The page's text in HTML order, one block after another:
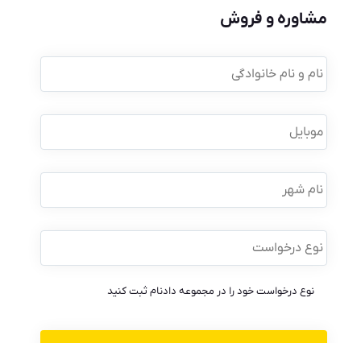
مشاوره و فروش
نام
و
نام
موبایل *
نام
شهر
نوع
درخواست *
نوع درخواست خود را در مجموعه دادنام ثبت کنید